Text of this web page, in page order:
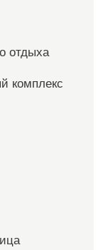
отдыха
комплекс